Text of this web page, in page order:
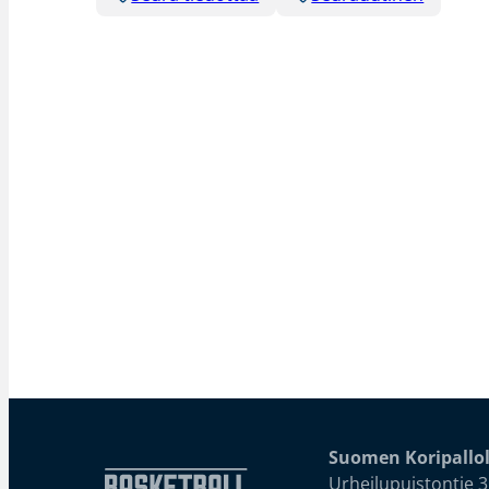
Suomen
Urheilupuistontie 3